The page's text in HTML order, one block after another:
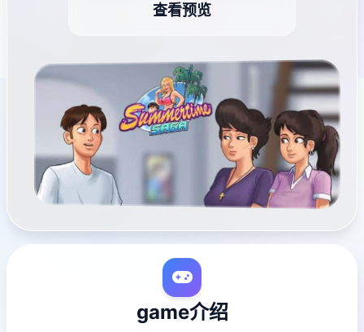
查看预览
game介绍